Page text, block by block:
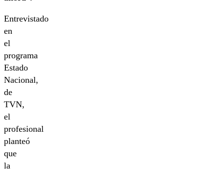
Entrevistado
en
el
programa
Estado
Nacional,
de
TVN,
el
profesional
planteó
que
la